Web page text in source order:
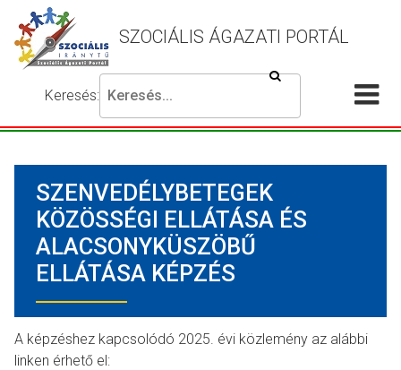
SZOCIÁLIS ÁGAZATI PORTÁL
Keresés:
Írja
be
keresni
kívánt
kifejezést,
majd
nyomja
meg
a
keresés
gombot.
Keresés
beállítások
SZENVEDÉLYBETEGEK
KÖZÖSSÉGI ELLÁTÁSA ÉS
ALACSONYKÜSZÖBŰ
ELLÁTÁSA KÉPZÉS
A képzéshez kapcsolódó 2025. évi közlemény az alábbi
linken érhető el: